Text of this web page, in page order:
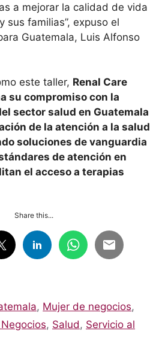
a mejorar la calidad de vida
sus familias”, expuso el
Guatemala, Luis Alfonso
este taller, Renal Care
su compromiso con la
sector salud en Guatemala
de la atención a la salud
soluciones de vanguardia
de atención en
el acceso a terapias
Share this...
, Mujer de negocios,
, Salud , Servicio al